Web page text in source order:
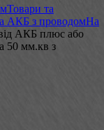
Товари та
АКБ з проводомНа
АКБ плюс або
50 мм.кв з